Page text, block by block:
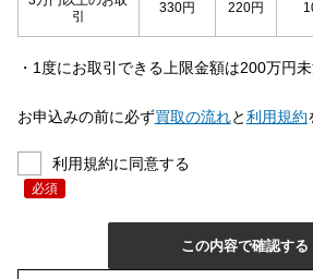
引
330円 220円
・1度にお取引できる上限金額は200万円未
お申込みの前に必ず買取の流れと利用規約
利用規約に同意する
必須